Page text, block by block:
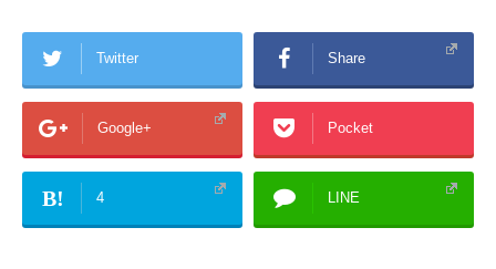
Twitter Share
Google+ Pocket
B! 4 LINE